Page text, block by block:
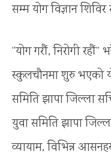
सम्म योग विज्ञान
“योग गरौं, निरोगी
स्कुलचौनमा शुरु भएको
समिति झापा जिल्ला
युवा समिति झापा
व्यायाम, विभिन्न